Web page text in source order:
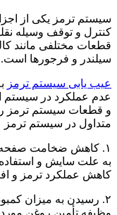
سیستم ترمز یکی از
کنترل و توقف وسیله
قطعات مختلفی مانند
سیلندر و فرجورها است.
عیب یابی سیستم ترمز
عدم عملکرد در سیستم
و قطعات سیستم ترمز
متداول در سیستم ترمز
۱. کاهش ضخامت
به علت سایش و
کاهش عملکرد ترمز و
۲. رسیدن به میزان